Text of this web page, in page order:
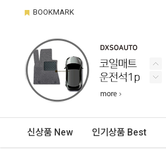
BOOKMARK
신상품 New 인기상품 Best